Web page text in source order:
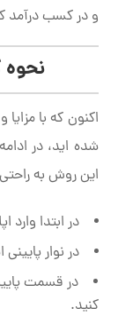
و در کسب درآمد
نحوه
اکنون که با
شده اید، در
این روش به راحتی
در ابتدا وارد
در نوار
کنید.